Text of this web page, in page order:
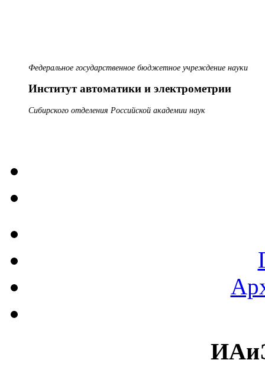
Федеральное государственное бюджетное учреждение науки
Институт автоматики и электрометрии
Сибирского отделения Российской академии наук